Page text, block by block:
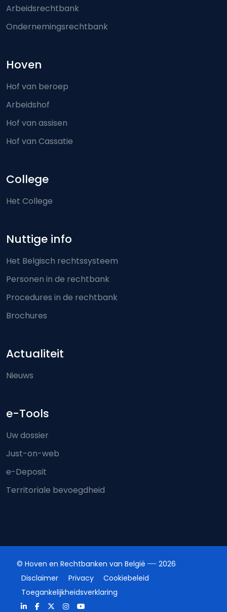
Arbeidsrechtbank
Ondernemingsrechtbank
Hoven
Hof van beroep
Arbeidshof
Hof van assisen
Hof van Cassatie
College
Het College
Nuttige info
Het Belgisch rechtssysteem
Personen in de rechtbank
Procedures in de rechtbank
Brochures
Actualiteit
Nieuws
e-Tools
Uw dossier
Just-on-web
e-Deposit
Territoriale bevoegdheid
© Hoven en Rechtbanken van België
2026
Disclaimer
Privacy
Cookiebeleid
Toegankelijkheidsverklaring